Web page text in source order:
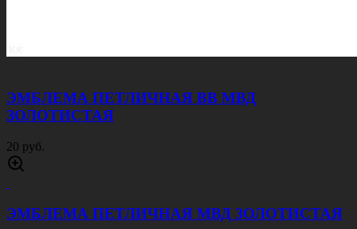
ЭМБЛЕМА ПЕТЛИЧНАЯ ВВ МВД
ЗОЛОТИСТАЯ
20 руб.
ЭМБЛЕМА ПЕТЛИЧНАЯ МВД ЗОЛОТИСТАЯ